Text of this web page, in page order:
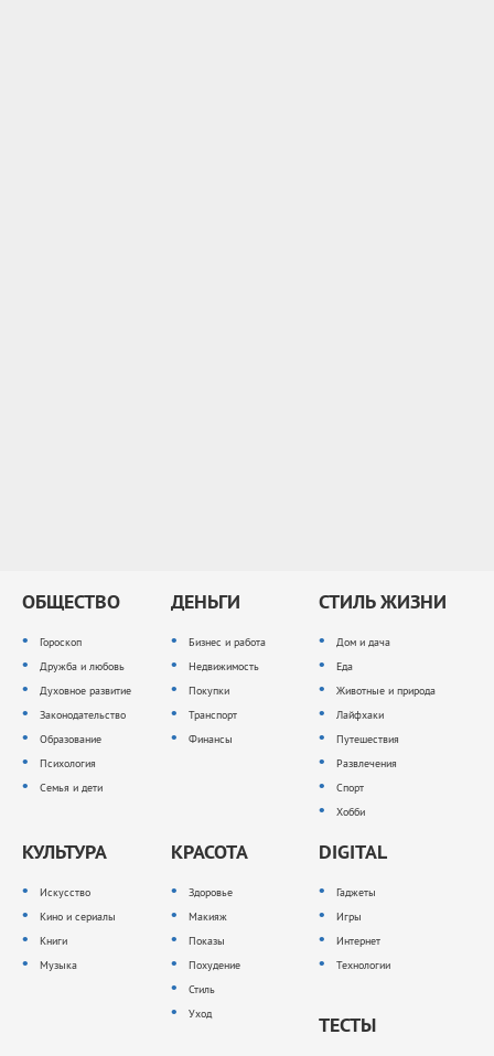
ОБЩЕСТВО
Гороскоп
Дружба и любовь
Духовное развитие
Законодательство
Образование
Психология
Семья и дети
ДЕНЬГИ
Бизнес и работа
Недвижимость
Покупки
Транспорт
Финансы
СТИЛЬ ЖИЗНИ
Дом и дача
Еда
Животные и природа
Лайфхаки
Путешествия
Развлечения
Спорт
Хобби
КУЛЬТУРА
Искусство
Кино и сериалы
Книги
Музыка
КРАСОТА
Здоровье
Макияж
Показы
Похудение
Стиль
Уход
DIGITAL
Гаджеты
Игры
Интернет
Технологии
ТЕСТЫ